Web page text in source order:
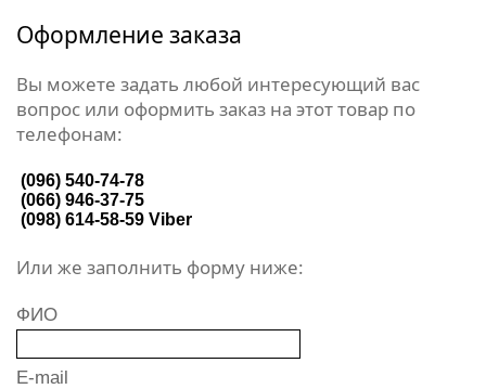
Оформление заказа
Вы можете задать любой интересующий вас
вопрос или оформить заказ на этот товар по
телефонам:
(096) 540-74-78
(066) 946-37-75
(098) 614-58-59 Viber
Или же заполнить форму ниже:
ФИО
E-mail